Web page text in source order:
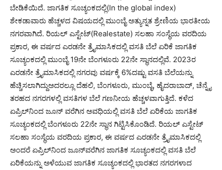
ಬೇಡಿಕೆಯಿದೆ. ಜಾಗತಿಕ ಸೂಚ್ಯಂಕದಲ್ಲಿ(In the global index)
ಶೇಕಡಾವಾರು ಹೆಚ್ಚಳದ ವಿಷಯದಲ್ಲಿ ಮುಂಬೈ ಅತ್ಯುನ್ನತ ಶ್ರೇಣಿಯ ಭಾರತೀಯ
ನಗರವಾಗಿದೆ. ರಿಯಲ್ ಎಸ್ಟೇಟ್(Realestate) ಸಲಹಾ ಸಂಸ್ಥೆಯ ವರದಿಯ
ಪ್ರಕಾರ, ಈ ವರ್ಷದ ಎರಡನೇ ತ್ರೈಮಾಸಿಕದಲ್ಲಿ ವಸತಿ ಬೆಲೆ ಏರಿಕೆ ಜಾಗತಿಕ
ಸೂಚ್ಯಂಕದಲ್ಲಿ ಮುಂಬೈ 19ನೇ ಬೆಂಗಳೂರು 22ನೇ ಸ್ಥಾನದಲ್ಲಿವೆ. 2023ರ
ಎರಡನೇ ತ್ರೈಮಾಸಿಕದಲ್ಲಿ ನಗರವು ವರ್ಷಕ್ಕೆ 6%ದಷ್ಟು ವಸತಿ ಬೆಲೆಯನ್ನು
ಹೆಚ್ಚಿಸಲಾಗಿದ್ದುಅದರಲ್ಲೂ ದೆಹಲಿ, ಬೆಂಗಳೂರು, ಮುಂಬೈ, ಹೈದರಾಬಾದ್, ಚೆನ್ನೈ
ತರಹದ ನಗರಗಳಲ್ಲಿ ವಸತಿಗಳ ಬೆಲೆ ಗಣನೀಯ ಹೆಚ್ಚಳವಾಗುತ್ತಿದೆ. ಕಳೆದ
ಏಪ್ರಿಲ್‌ನಿಂದ ಜೂನ್ ವರೆಗಿನ ಅವಧಿಯಲ್ಲಿ ವಸತಿ ಬೆಲೆ ಏರಿಕೆಯ ಜಾಗತಿಕ
ಸೂಚ್ಯಂಕದಲ್ಲಿ ಬೆಂಗಳೂರು 22ನೇ ಸ್ಥಾನ ಗಿಟ್ಟಿಸಿಕೊಂಡಿದೆ. ರಿಯಲ್ ಎಸ್ಟೇಟ್
ಸಲಹಾ ಸಂಸ್ಥೆಯ ವರದಿಯ ಪ್ರಕಾರ, ಈ ವರ್ಷದ ಎರಡನೇ ತ್ರೈಮಾಸಿಕದಲ್ಲಿ
ಅಂದರೆ ಏಪ್ರಿಲ್‌ನಿಂದ ಜೂನ್‌ವರೆಗಿನ ಜಾಗತಿಕ ಸೂಚ್ಯಂಕದಲ್ಲಿ ವಸತಿ ಬೆಲೆ
ಏರಿಕೆಯನ್ನು ಅಳೆಯುವ ಜಾಗತಿಕ ಸೂಚ್ಯಂಕದಲ್ಲಿ ಭಾರತದ ನಗರಗಳಾದ